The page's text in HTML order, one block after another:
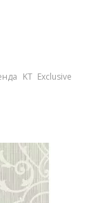
KT Exclusive